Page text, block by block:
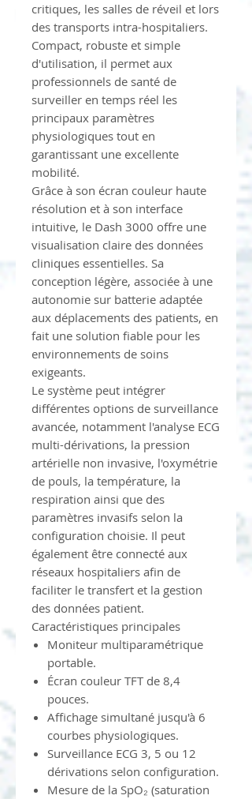
critiques, les salles de réveil et lors
des transports intra-hospitaliers.
Compact, robuste et simple
d'utilisation, il permet aux
professionnels de santé de
surveiller en temps réel les
principaux paramètres
physiologiques tout en
garantissant une excellente
mobilité.
Grâce à son écran couleur haute
résolution et à son interface
intuitive, le Dash 3000 offre une
visualisation claire des données
cliniques essentielles. Sa
conception légère, associée à une
autonomie sur batterie adaptée
aux déplacements des patients, en
fait une solution fiable pour les
environnements de soins
exigeants.
Le système peut intégrer
différentes options de surveillance
avancée, notamment l'analyse ECG
multi-dérivations, la pression
artérielle non invasive, l'oxymétrie
de pouls, la température, la
respiration ainsi que des
paramètres invasifs selon la
configuration choisie. Il peut
également être connecté aux
réseaux hospitaliers afin de
faciliter le transfert et la gestion
des données patient.
Caractéristiques principales
Moniteur multiparamétrique
portable.
Écran couleur TFT de 8,4
pouces.
Affichage simultané jusqu'à 6
courbes physiologiques.
Surveillance ECG 3, 5 ou 12
dérivations selon configuration.
Mesure de la SpO₂ (saturation